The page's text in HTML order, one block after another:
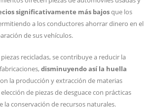
significativamente más bajosque los
a los conductores ahorrar dinero en el
de sus vehículos.
recicladas, se contribuye a reducir la
disminuyendo así la huella
la producción y extracción de materias
de piezas de desguace con prácticas
la conservación de recursos naturales.